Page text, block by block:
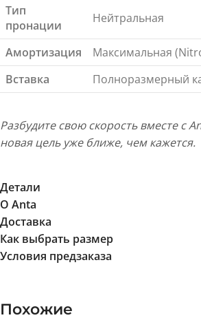
Тип
пронации
Нейтральная
Амортизация
Максимальная
Вставка
Полноразмерный
Разбудите свою скорость вместе с
новая цель уже ближе, чем кажется.
Детали
О Anta
Доставка
Как выбрать размер
Условия предзаказа
Похожие